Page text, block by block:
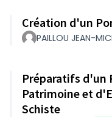
Création d'un
PAILLOU JEAN-
Préparatifs d'un
Patrimoine et
Schiste